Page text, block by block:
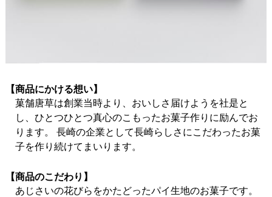
【商品にかける想い】
菓舗唐草は創業当時より、おいしさ届けようを社是と
し、ひとつひとつ真心のこもったお菓子作りに励んでお
ります。 長崎の企業として長崎らしさにこだわったお菓
子を作り続けてまいります。
【商品のこだわり】
あじさいの花びらをかたどったパイ生地のお菓子です。